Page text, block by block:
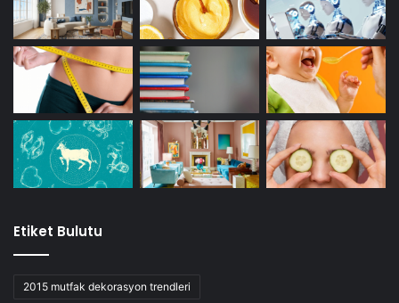
Etiket Bulutu
2015 mutfak dekorasyon trendleri